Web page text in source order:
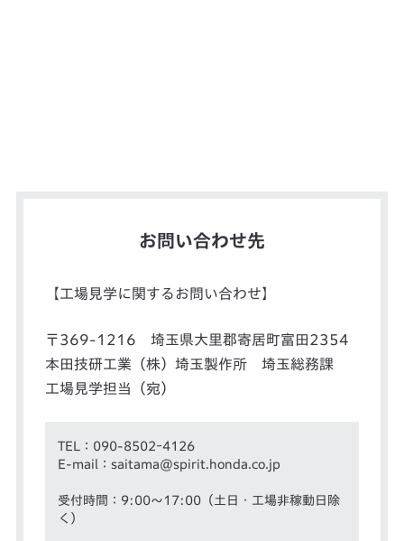
お問い合わせ先
【工場見学に関するお問い合わせ】
〒369-1216 埼玉県大里郡寄居町富田2354
本田技研工業（株）埼玉製作所 埼玉総務課
工場見学担当（宛）
TEL：090-8502ｰ4126
E-mail：saitama@spirit.honda.co.jp
受付時間：9:00～17:00（土日・工場非稼動日除
く）